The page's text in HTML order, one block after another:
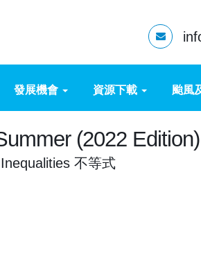
發展機會 資源下載 颱風
(2022 Edition)
不等式